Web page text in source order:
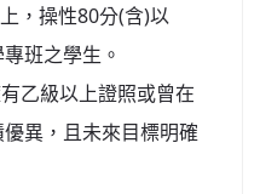
園第一
，操性80分(含)以
班之學生。
乙級以上證照或曾在
異，且未來目標明確